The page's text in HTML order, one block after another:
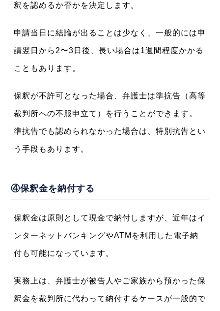
釈を認めるか否かを決定します。
申請当日に結論が出ることは少なく、一般的には申
請翌日から2〜3日後、長い場合は1週間程度かかる
こともあります。
保釈が不許可となった場合、弁護士は準抗告（高等
裁判所への不服申立て）を行うことができます。
準抗告でも認められなかった場合は、特別抗告とい
う手段もあります。
④保釈金を納付する
保釈金は原則として現金で納付しますが、近年はイ
ンターネットバンキングやATMを利用した電子納
付も可能になっています。
実務上は、弁護士が被告人やご家族から預かった保
釈金を裁判所に代わって納付するケースが一般的で